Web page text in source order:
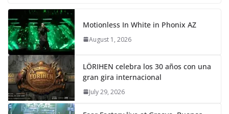
Motionless In White in Phonix AZ
August 1, 2026
LÖRIHEN celebra los 30 años con una
gran gira internacional
July 29, 2026